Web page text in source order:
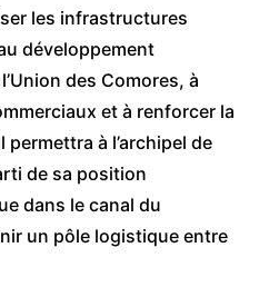
les infrastructures
développement
des Comores, à
et à renforcer la
à l’archipel de
de sa position
dans le canal du
un pôle logistique entre